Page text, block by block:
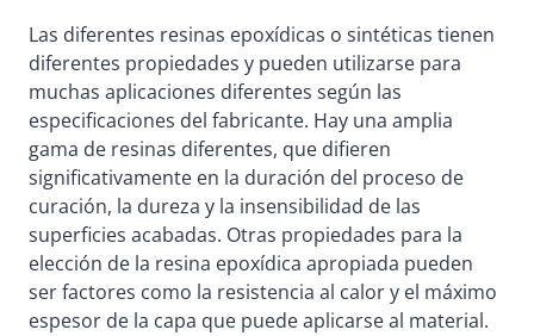
Las diferentes resinas epoxídicas o sintéticas tienen
diferentes propiedades y pueden utilizarse para
muchas aplicaciones diferentes según las
especificaciones del fabricante. Hay una amplia
gama de resinas diferentes, que difieren
significativamente en la duración del proceso de
curación, la dureza y la insensibilidad de las
superficies acabadas. Otras propiedades para la
elección de la resina epoxídica apropiada pueden
ser factores como la resistencia al calor y el máximo
espesor de la capa que puede aplicarse al material.